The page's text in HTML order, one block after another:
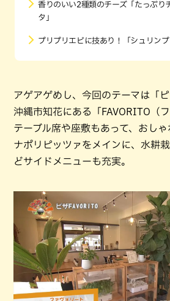
香りのいい2種類のチーズ「たっぷり
タ」
プリプリエビに技あり！「シュリン
アゲアゲめし、今回のテーマは「
沖縄市知花にある「FAVORITO（
テーブル席や座敷もあって、おしゃ
ナポリピッツァをメインに、水耕
どサイドメニューも充実。